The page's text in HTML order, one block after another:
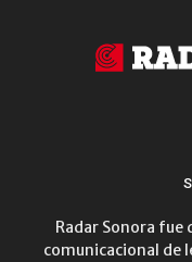
Radar Sonora fue
comunicacional de